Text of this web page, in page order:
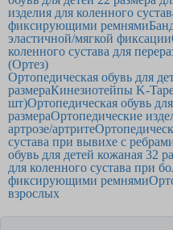
изделия для коленного
фиксирующими ремнями
эластичной/мягкой фиксации
коленного сустава для
(Ортез)
Ортопедическая обувь для
размераКинезиотейпы K-
шт)Ортопедическая обувь
размераОртопедические
артрозе/артрите
сустава при вывихе с
обувь для детей кожаная 32
для коленного сустава при
фиксирующими ремнями
взрослых